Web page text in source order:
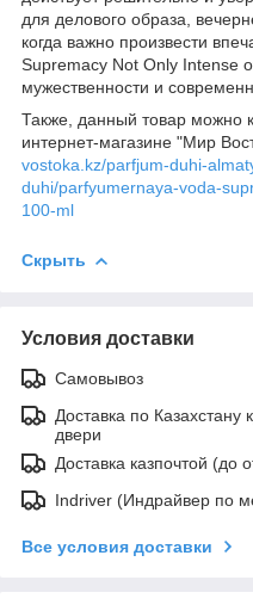
для делового образа,
когда важно произвести
Supremacy Not Only Intense
мужественности и
Также, данный товар можно
интернет-магазине "Мир
vostoka.kz/parfjum-duhi-
duhi/parfyumernaya-voda-
100-ml
Скрыть
Условия доставки
Самовывоз
Доставка по Казахстану
двери
Доставка казпочтой (до
Indriver (Индрайвер по
Все условия доставки